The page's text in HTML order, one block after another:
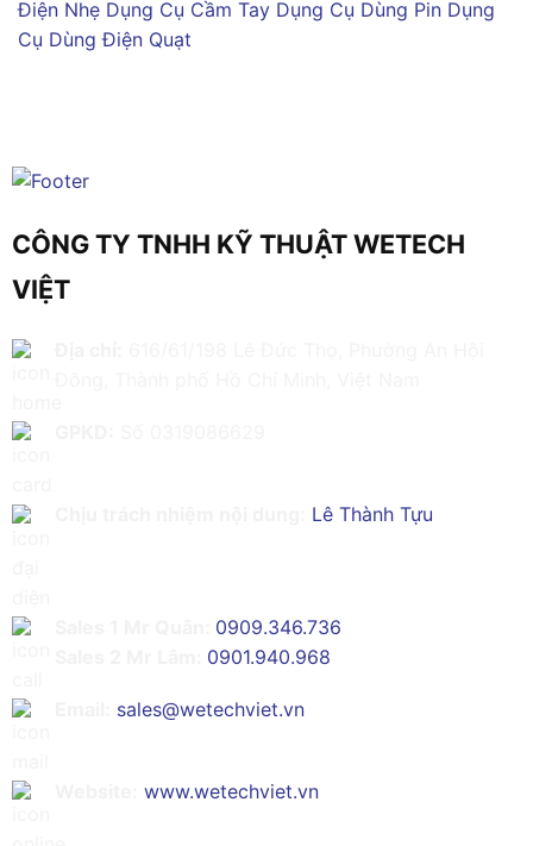
Điện Nhẹ Dụng Cụ Cầm Tay Dụng Cụ Dùng Pin Dụng
Cụ Dùng Điện Quạt
CÔNG TY TNHH KỸ THUẬT WETECH
VIỆT
Lê Thành Tựu
0909.346.736
0901.940.968
sales@wetechviet.vn
www.wetechviet.vn